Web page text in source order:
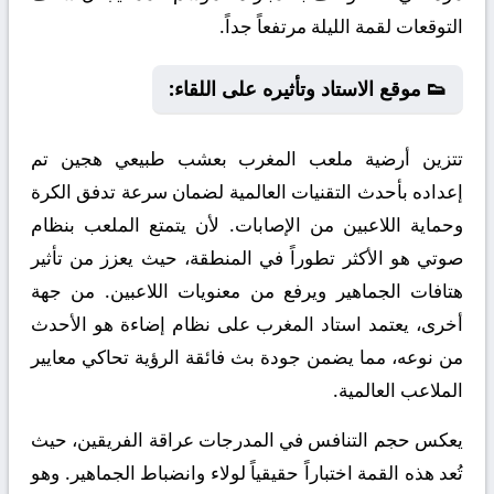
التوقعات لقمة الليلة مرتفعاً جداً.
👟 موقع الاستاد وتأثيره على اللقاء:
تتزين أرضية ملعب المغرب بعشب طبيعي هجين تم
إعداده بأحدث التقنيات العالمية لضمان سرعة تدفق الكرة
وحماية اللاعبين من الإصابات. لأن يتمتع الملعب بنظام
صوتي هو الأكثر تطوراً في المنطقة، حيث يعزز من تأثير
هتافات الجماهير ويرفع من معنويات اللاعبين. من جهة
أخرى، يعتمد استاد المغرب على نظام إضاءة هو الأحدث
من نوعه، مما يضمن جودة بث فائقة الرؤية تحاكي معايير
الملاعب العالمية.
يعكس حجم التنافس في المدرجات عراقة الفريقين، حيث
تُعد هذه القمة اختباراً حقيقياً لولاء وانضباط الجماهير. وهو